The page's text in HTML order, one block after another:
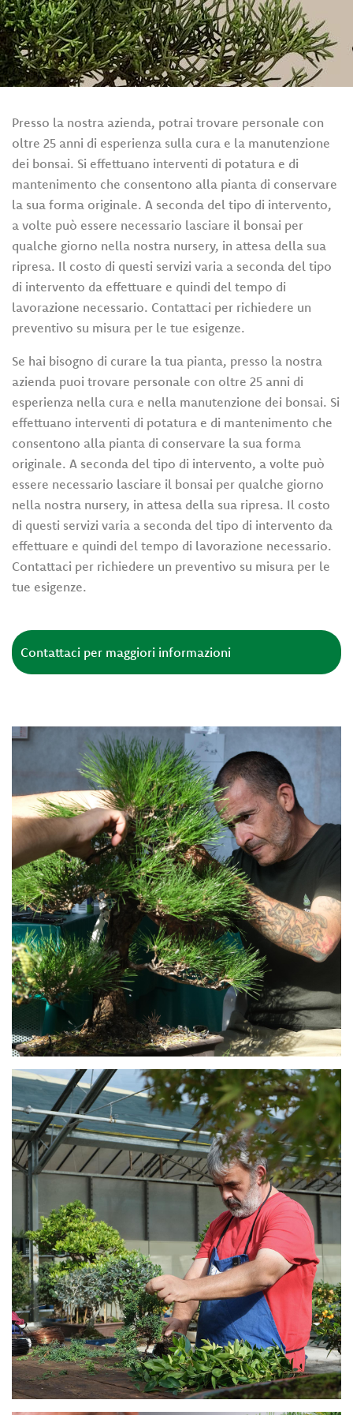
Servizi
Eventi
e
Rivenditori
Contatti
Area Privata
Presso la nostra azienda, potrai trovare personale con
oltre 25 anni di esperienza sulla cura e la manutenzione
dei bonsai. Si effettuano interventi di potatura e di
mantenimento che consentono alla pianta di conservare
la sua forma originale. A seconda del tipo di intervento,
a volte può essere necessario lasciare il bonsai per
qualche giorno nella nostra nursery, in attesa della sua
ripresa. Il costo di questi servizi varia a seconda del tipo
di intervento da effettuare e quindi del tempo di
lavorazione necessario. Contattaci per richiedere un
preventivo su misura per le tue esigenze.
Se hai bisogno di curare la tua pianta, presso la nostra
azienda puoi trovare personale con oltre 25 anni di
esperienza nella cura e nella manutenzione dei bonsai. Si
effettuano interventi di potatura e di mantenimento che
consentono alla pianta di conservare la sua forma
originale. A seconda del tipo di intervento, a volte può
essere necessario lasciare il bonsai per qualche giorno
nella nostra nursery, in attesa della sua ripresa. Il costo
di questi servizi varia a seconda del tipo di intervento da
effettuare e quindi del tempo di lavorazione necessario.
Contattaci per richiedere un preventivo su misura per le
tue esigenze.
Contattaci per maggiori informazioni